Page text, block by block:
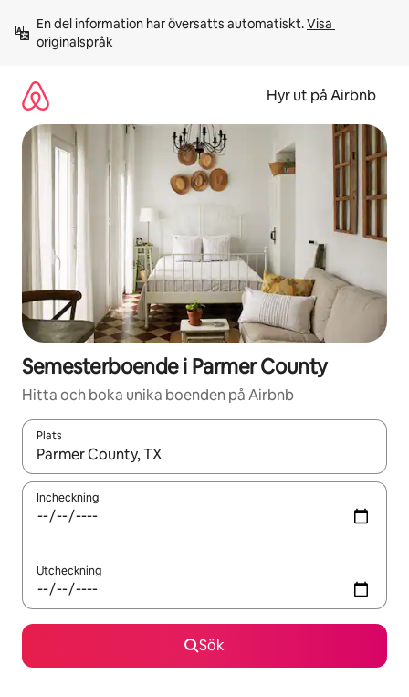
innehåll
En del information har översatts automatiskt. Visa
originalspråk
Hyr ut på Airbnb
Semesterboende i Parmer County
Hitta och boka unika boenden på Airbnb
Plats
När resultaten är tillgängliga kan du navigera med upp- och
Incheckning
Utcheckning
Sök